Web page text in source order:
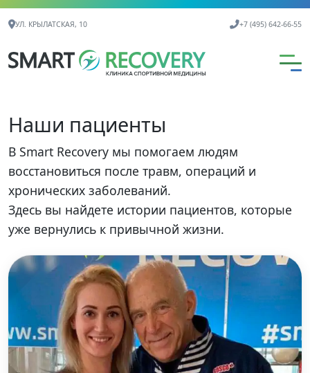
Контактная информация
УЛ. КРЫЛАТСКАЯ, 10 +7 (495) 642-66-55
Наши пациенты
В Smart Recovery мы помогаем людям
восстановиться после травм, операций и
хронических заболеваний.
Здесь вы найдете истории пациентов, которые
уже вернулись к привычной жизни.